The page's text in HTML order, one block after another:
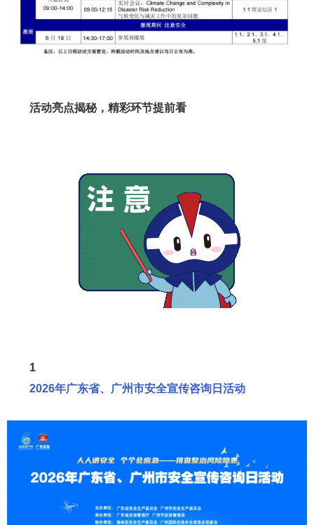
活动亮点揭秘，精彩环节提前看
1
2026年广东省、广州市安全宣传咨询日活动